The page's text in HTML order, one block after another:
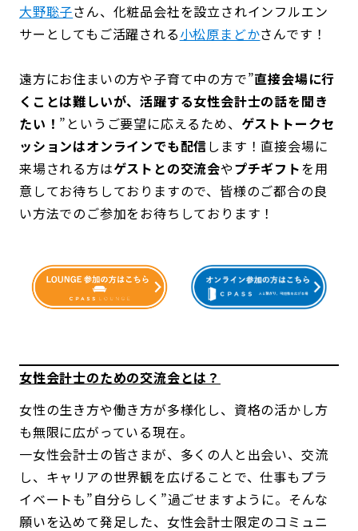
大野聡子さん、化粧品会社を設立されインフルエン
サーとしてもご活躍される小松原まどかさんです！
遠方にお住まいの方や子育て中の方で”直接会場に行
くことは難しいが、活躍する女性会計士の話を聞き
たい！ ”というご要望に応えるため、 ゲストトークセ
ッションはオンラインでも配信します！直接会場に
来場される方はゲストとの交流会やプチギフトを用
意してお待ちしておりますので、皆様のご都合の良
い方法でのご参加をお待ちしております！
女性会計士のための交流会とは？
女性の生き方や働き方が多様化し、資格の活かし方
も無限に広がっている現在。
一女性会計士の皆さまが、多くの人と出会い、交流
し、キャリアの世界観を広げることで、仕事もプラ
イベートも”自分らしく”過ごせますように。そんな
願いを込めて発足した、女性会計士限定のコミュニ